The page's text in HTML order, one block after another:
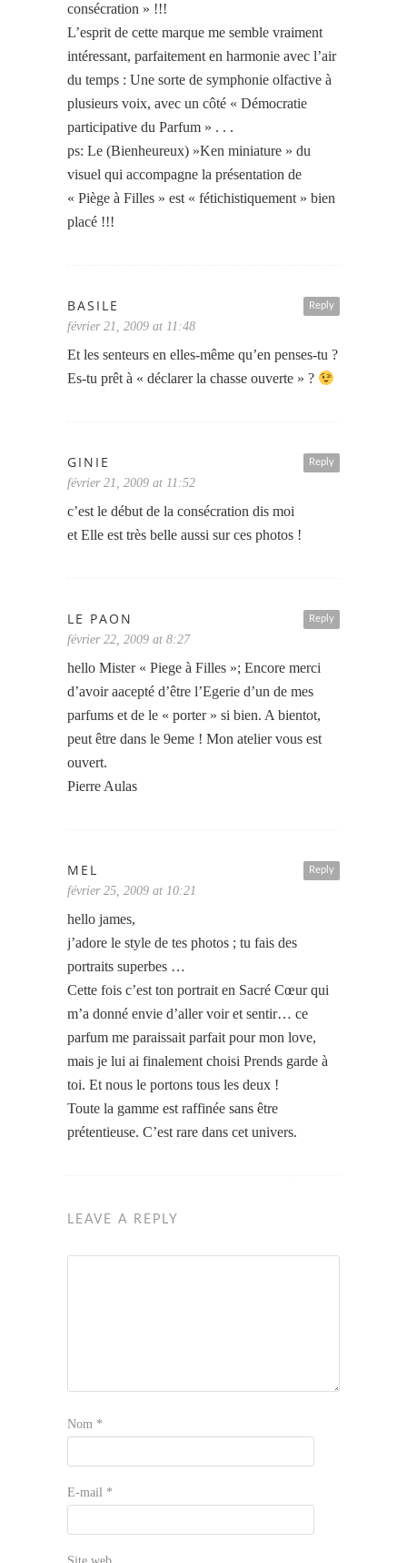
consécration » !!!
L’esprit de cette marque me semble vraiment
intéressant, parfaitement en harmonie avec l’air
du temps : Une sorte de symphonie olfactive à
plusieurs voix, avec un côté « Démocratie
participative du Parfum » . . .
ps: Le (Bienheureux) »Ken miniature » du
visuel qui accompagne la présentation de
« Piège à Filles » est « fétichistiquement » bien
placé !!!
Reply
BASILE
février 21, 2009 at 11:48
Et les senteurs en elles-même qu’en penses-tu ?
Es-tu prêt à « déclarer la chasse ouverte » ?
Reply
GINIE
février 21, 2009 at 11:52
c’est le début de la consécration dis moi
et Elle est très belle aussi sur ces photos !
Reply
LE PAON
février 22, 2009 at 8:27
hello Mister « Piege à Filles »; Encore merci
d’avoir aacepté d’être l’Egerie d’un de mes
parfums et de le « porter » si bien. A bientot,
peut être dans le 9eme ! Mon atelier vous est
ouvert.
Pierre Aulas
Reply
MEL
février 25, 2009 at 10:21
hello james,
j’adore le style de tes photos ; tu fais des
portraits superbes …
Cette fois c’est ton portrait en Sacré Cœur qui
m’a donné envie d’aller voir et sentir… ce
parfum me paraissait parfait pour mon love,
mais je lui ai finalement choisi Prends garde à
toi. Et nous le portons tous les deux !
Toute la gamme est raffinée sans être
prétentieuse. C’est rare dans cet univers.
LEAVE A REPLY
Nom *
E-mail *